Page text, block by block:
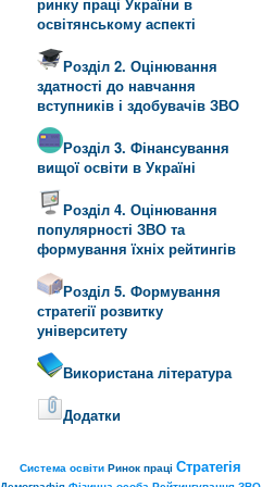
освітянському аспекті
Розділ 2. Оцінювання
здатності до навчання
вступників і здобувачів ЗВО
Розділ 3. Фінансування
вищої освіти в Україні
Розділ 4. Оцінювання
популярності ЗВО та
формування їхніх рейтингів
Розділ 5. Формування
стратегії розвитку
університету
Використана література
Додатки
Система освіти Ринок праці Стратегія